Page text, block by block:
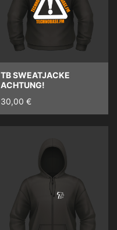
TB SWEATJACKE
ACHTUNG!
30,00 €